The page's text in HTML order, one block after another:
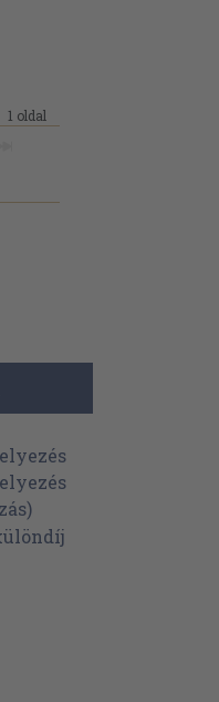
1 oldal